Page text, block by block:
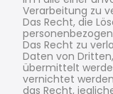
Verarbeitung zu
Das Recht, die
Das Recht zu
Daten von
übermittelt
vernichtet werden
das Recht,